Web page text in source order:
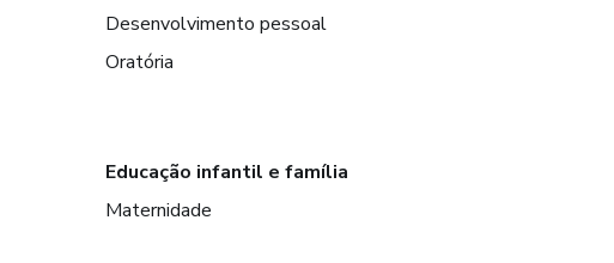
Desenvolvimento pessoal
Oratória
Educação infantil e família
Maternidade